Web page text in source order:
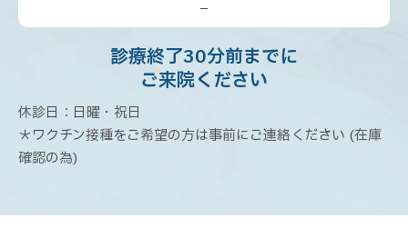
ー
診療終了30分前までに
ご来院ください
休診日：日曜・祝日
＊ワクチン接種をご希望の方は事前にご連絡ください (在庫
確認の為)